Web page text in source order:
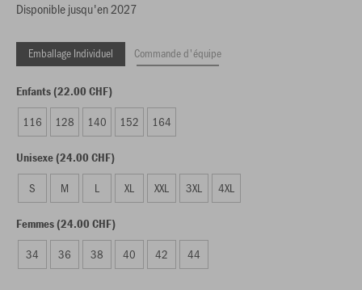
Disponible jusqu'en 2027
Emballage Individuel Commande d'équipe
Enfants (22.00 CHF)
116 128 140 152 164
Unisexe (24.00 CHF)
S M L XL XXL 3XL 4XL
Femmes (24.00 CHF)
34 36 38 40 42 44